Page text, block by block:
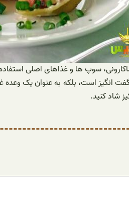
سوپ ها و غذاهای اصلی
انگیز است، بلکه به عنوان یک
شاد کنید.